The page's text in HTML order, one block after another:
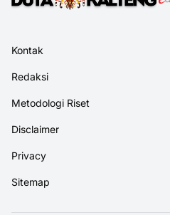
Kontak
Redaksi
Metodologi Riset
Disclaimer
Privacy
Sitemap